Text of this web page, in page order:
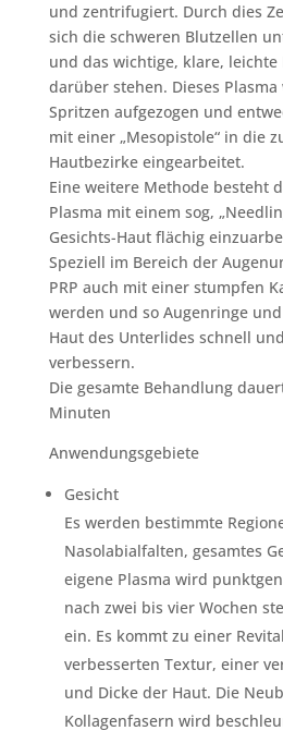
und zentrifugiert. Durch dies
sich die schweren Blutzellen
und das wichtige, klare, leichte
darüber stehen. Dieses
Spritzen aufgezogen und
mit einer „Mesopistole“ in die
Hautbezirke eingearbeitet.
Eine weitere Methode besteht
Plasma mit einem sog,
Gesichts-Haut flächig
Speziell im Bereich der
PRP auch mit einer stumpfen
werden und so Augenringe
Haut des Unterlides schnell
verbessern.
Die gesamte Behandlung
Minuten
Anwendungsgebiete
Gesicht
Es werden bestimmte
Nasolabialfalten, gesamtes
eigene Plasma wird
nach zwei bis vier Wochen
ein. Es kommt zu einer
verbesserten Textur, einer
und Dicke der Haut. Die
Kollagenfasern wird